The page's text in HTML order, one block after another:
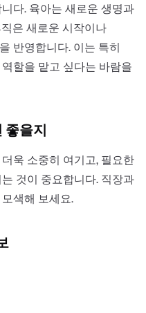
다. 육아는 새로운 생명과
은 새로운 시작이나
반영합니다. 이는 특히
할을 맡고 싶다는 바람을
좋을지
욱 소중히 여기고, 필요한
것이 중요합니다. 직장과
색해 보세요.